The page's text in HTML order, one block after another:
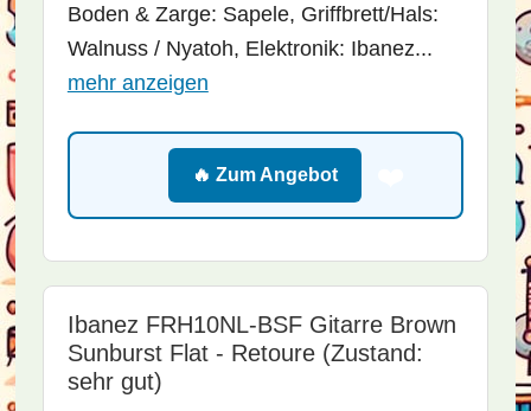
Boden & Zarge: Sapele, Griffbrett/Hals:
Walnuss / Nyatoh, Elektronik: Ibanez...
mehr anzeigen
🔥 Zum Angebot
Ibanez FRH10NL-BSF Gitarre Brown
Sunburst Flat - Retoure (Zustand:
sehr gut)